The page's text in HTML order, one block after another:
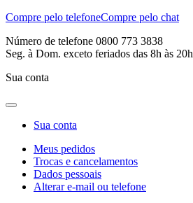
Compre pelo telefoneCompre pelo chat
Número de telefone 0800 773 3838
Seg. à Dom. exceto feriados das 8h às 20h
Sua conta
Sua conta
Meus pedidos
Trocas e cancelamentos
Dados pessoais
Alterar e-mail ou telefone